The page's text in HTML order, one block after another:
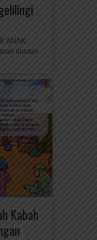
ANAK
ibadah
Kabah